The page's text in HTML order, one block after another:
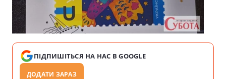
ПІДПИШІТЬСЯ НА НАС В GOOGLE
ДОДАТИ ЗАРАЗ